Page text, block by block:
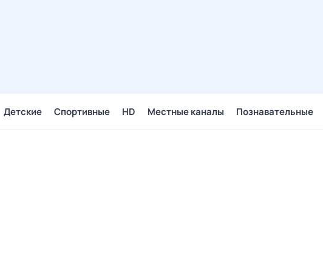
Детские Спортивные HD Местные каналы Познавательные